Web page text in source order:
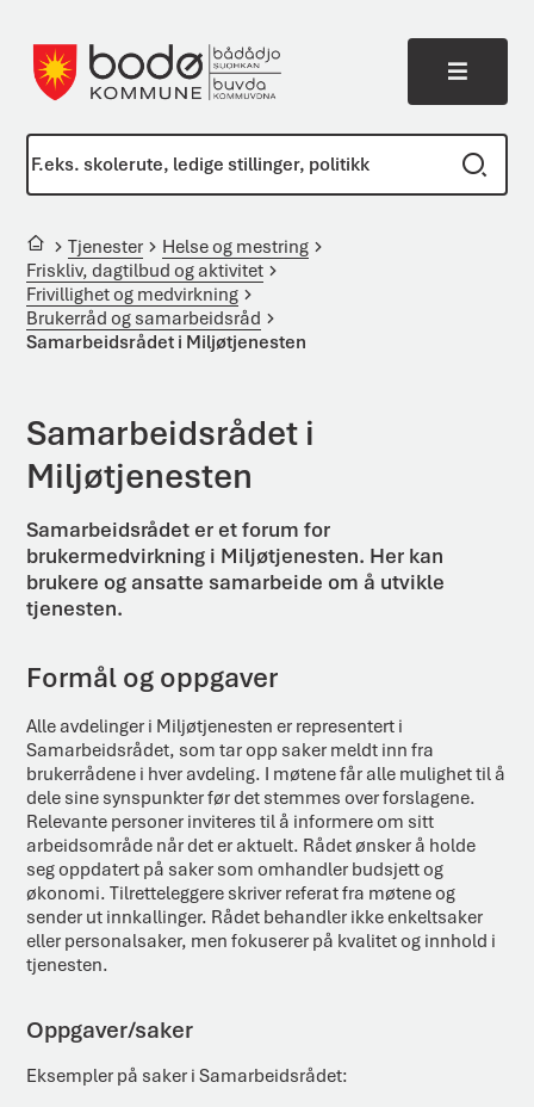
Meny
Du er her:Tjenester
Helse og mestring
Friskliv, dagtilbud og aktivitet
Frivillighet og medvirkning
Brukerråd og samarbeidsråd
Samarbeidsrådet i Miljøtjenesten
Samarbeidsrådet i
Miljøtjenesten
Samarbeidsrådet er et forum for
brukermedvirkning i Miljøtjenesten. Her kan
brukere og ansatte samarbeide om å utvikle
tjenesten.
Formål og oppgaver
Alle avdelinger i Miljøtjenesten er representert i
Samarbeidsrådet, som tar opp saker meldt inn fra
brukerrådene i hver avdeling. I møtene får alle mulighet til å
dele sine synspunkter før det stemmes over forslagene.
Relevante personer inviteres til å informere om sitt
arbeidsområde når det er aktuelt. Rådet ønsker å holde
seg oppdatert på saker som omhandler budsjett og
økonomi. Tilretteleggere skriver referat fra møtene og
sender ut innkallinger. Rådet behandler ikke enkeltsaker
eller personalsaker, men fokuserer på kvalitet og innhold i
tjenesten.
Oppgaver/saker
Eksempler på saker i Samarbeidsrådet: